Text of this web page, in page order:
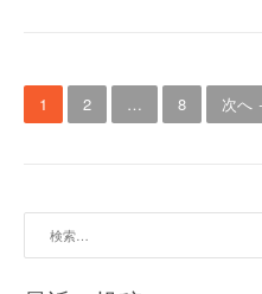
投稿ナビゲー
1 2 … 8 次へ